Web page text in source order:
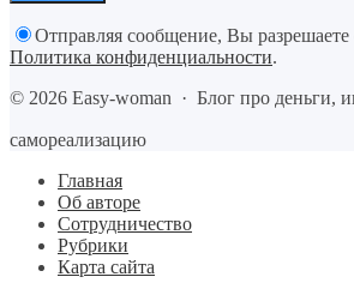
Отправляя сообщение, Вы
Политика конфиденциальности.
© 2026 Easy-woman · Блог про деньги,
самореализацию
Главная
Об авторе
Сотрудничество
Рубрики
Карта сайта